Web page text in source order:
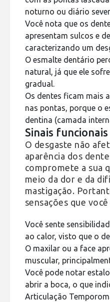
noturno ou diário
Você nota que os
apresentam sulcos e
caracterizando um
O esmalte dentário
natural, já que ele
gradual.
Os dentes ficam mais
nas pontas, porque o
dentina (camada
Sinais
O desgaste não
aparência dos
compromete a sua
meio da dor e da
mastigação.
sensações que
Você sente
ao calor, visto que o
O maxilar ou a face
muscular,
Você pode notar
abrir a boca, o que
Articulação